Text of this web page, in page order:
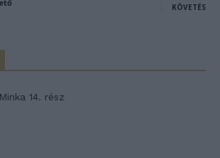
KÖVETÉS
Minka 14. rész